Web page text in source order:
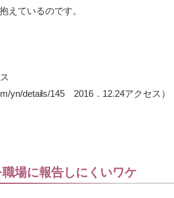
えているのです。
ス
yn/details/145 2016．12.24アクセス）
場に報告しにくいワケ